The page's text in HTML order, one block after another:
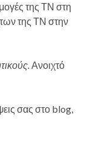
της ΤΝ στη
της ΤΝ στην
Ανοιχτό
σας στο blog,